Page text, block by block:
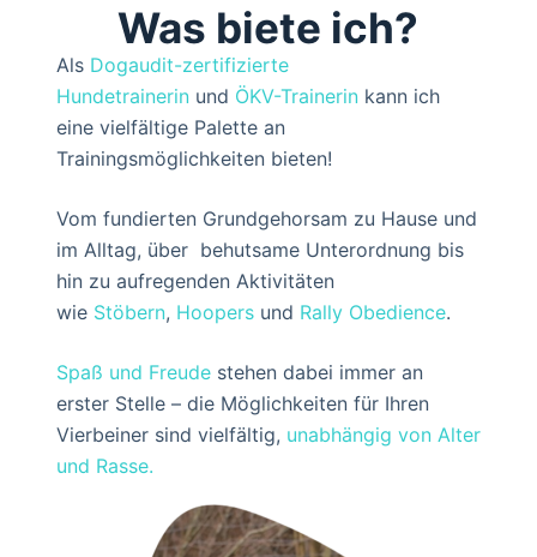
Was biete ich?
Als Dogaudit-zertifizierte
Hundetrainerinund ÖKV-Trainerinkann ich
eine vielfältige Palette an
Trainingsmöglichkeiten bieten!
Vom fundierten Grundgehorsam zu Hause und
im Alltag, über behutsame Unterordnung bis
hin zu aufregenden Aktivitäten
wie Stöbern, Hoopersund Rally Obedience.
Spaß und Freudestehen dabei immer an
erster Stelle – die Möglichkeiten für Ihren
Vierbeiner sind vielfältig, unabhängig von Alter
und Rasse.